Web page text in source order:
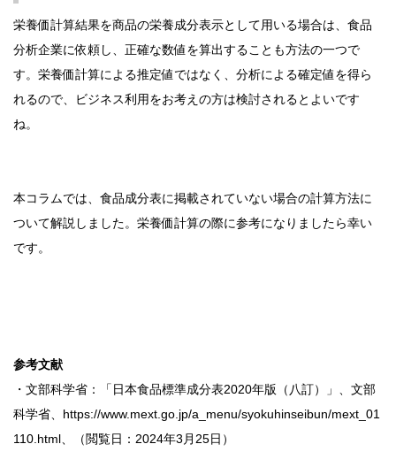
栄養価計算結果を商品の栄養成分表示として用いる場合は、食品
分析企業に依頼し、正確な数値を算出することも方法の一つで
す。栄養価計算による推定値ではなく、分析による確定値を得ら
れるので、ビジネス利用をお考えの方は検討されるとよいです
ね。
本コラムでは、食品成分表に掲載されていない場合の計算方法に
ついて解説しました。栄養価計算の際に参考になりましたら幸い
です。
参考文献
・文部科学省：「日本食品標準成分表2020年版（八訂）」、文部
科学省、https://www.mext.go.jp/a_menu/syokuhinseibun/mext_01
110.html、（閲覧日：2024年3月25日）